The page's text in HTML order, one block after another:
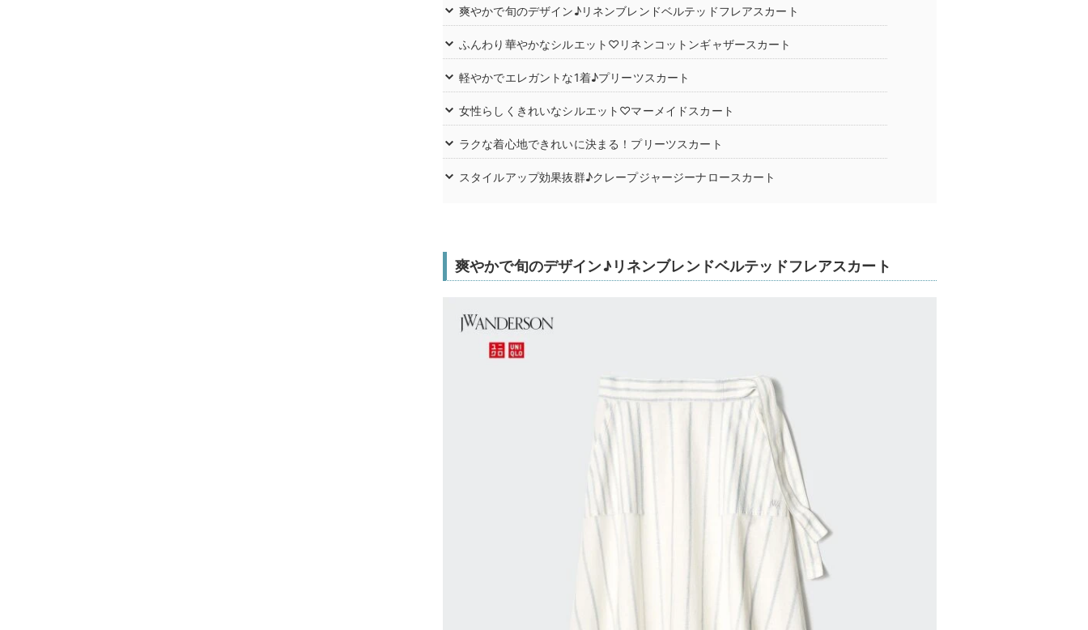
爽やかで旬のデザイン♪リネンブレンドベルテッドフレアスカート
ふんわり華やかなシルエット♡リネンコットンギャザースカート
軽やかでエレガントな1着♪プリーツスカート
女性らしくきれいなシルエット♡マーメイドスカート
ラクな着心地できれいに決まる！プリーツスカート
スタイルアップ効果抜群♪クレープジャージーナロースカート
爽やかで旬のデザイン♪リネンブレンドベルテッドフレアスカート